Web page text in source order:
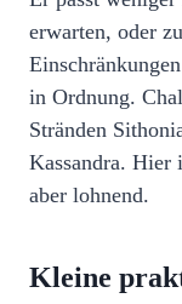
erwarten, oder
in Ordnung.
Stränden
Kassandra. Hier
aber lohnend.
Kleine